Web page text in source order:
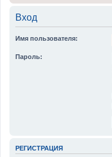
Вход
Имя пользователя:
Пароль:
РЕГИСТРАЦИЯ